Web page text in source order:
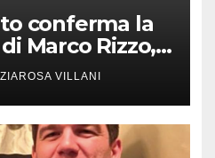
conferma la
Marco Rizzo,
decisioni
VILLANI